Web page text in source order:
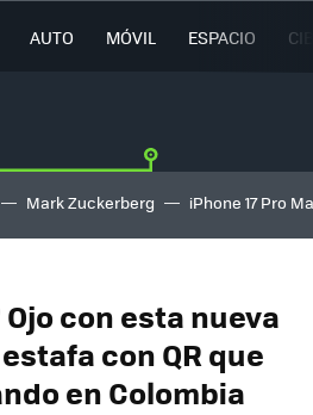
AUTO MÓVIL ESPACIO
Mark Zuckerberg iPhone 17 Pro
con esta nueva
con QR que
en Colombia